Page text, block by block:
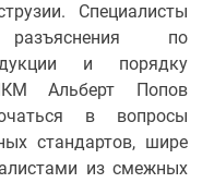
Специалисты
по
и порядку
Альберт Попов
в вопросы
стандартов, шире
из смежных